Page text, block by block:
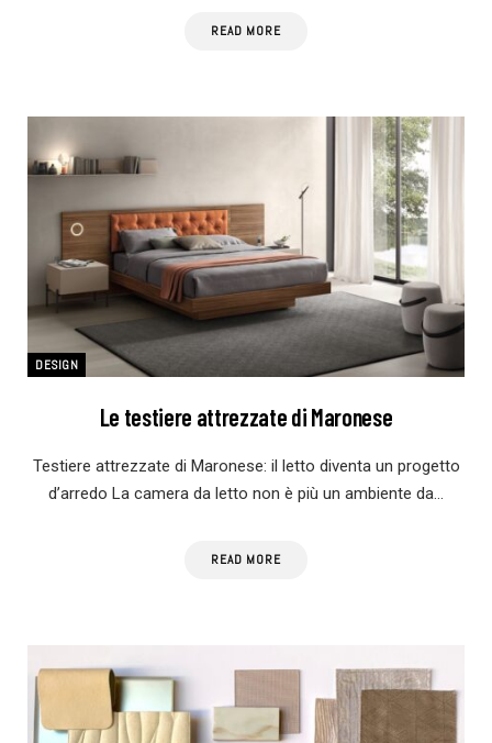
READ MORE
DESIGN
Le testiere attrezzate di Maronese
Testiere attrezzate di Maronese: il letto diventa un progetto
d’arredo La camera da letto non è più un ambiente da…
READ MORE